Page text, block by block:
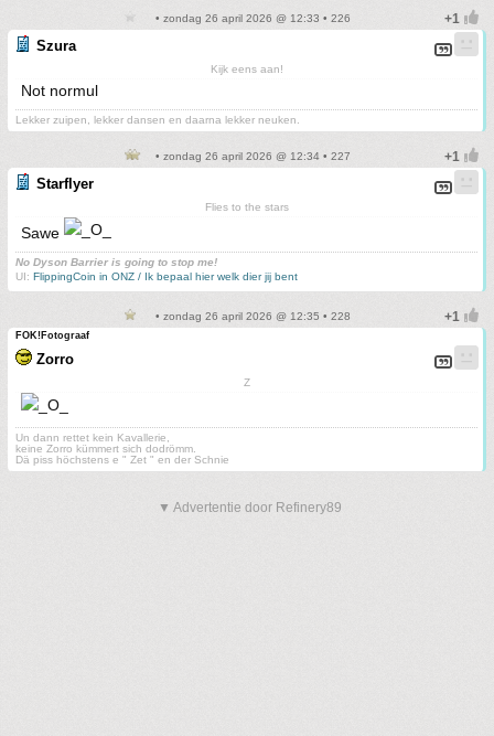
• zondag 26 april 2026 @ 12:33 • 226
Szura
Kijk eens aan!
Not normul
Lekker zuipen, lekker dansen en daarna lekker neuken.
• zondag 26 april 2026 @ 12:34 • 227
Starflyer
Flies to the stars
Sawe
No Dyson Barrier is going to stop me!
UI: FlippingCoin in ONZ / Ik bepaal hier welk dier jij bent
• zondag 26 april 2026 @ 12:35 • 228
FOK!Fotograaf
Zorro
Z
Un dann rettet kein Kavallerie,
keine Zorro kümmert sich dodrömm.
Dä piss höchstens e " Zet " en der Schnie
▼ Advertentie door Refinery89